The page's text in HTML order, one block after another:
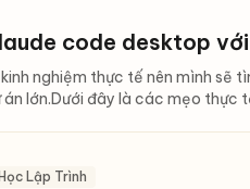
code desktop
nghiệm thực tế nên mình sẽ
lớn.Dưới đây là các mẹo thực
Lập Trình